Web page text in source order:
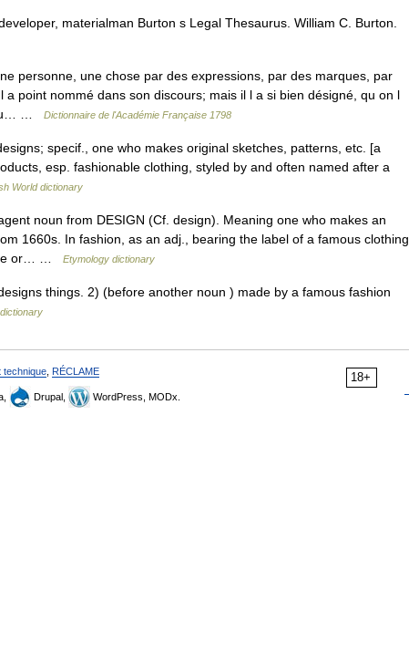
materialman Burton s Legal Thesaurus. William C. Burton.
personne, une chose par des expressions, par des marques, par
point nommé dans son discours; mais il l a si bien désigné, qu on l
…
Dictionnaire de l'Académie Française 1798
specif., one who makes original sketches, patterns, etc. [a
esp. fashionable clothing, styled by and often named after a
World dictionary
noun from DESIGN (Cf. design). Meaning one who makes an
1660s. In fashion, as an adj., bearing the label of a famous clothing
or… …
Etymology dictionary
things. 2) (before another noun ) made by a famous fashion
18+
technique RÉCLAME
Drupal, WordPress, MODx.